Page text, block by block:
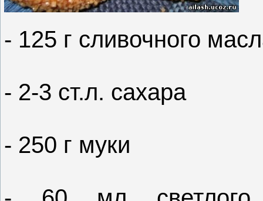
- 125 г сливочного
- 2-3 ст.л. сахара
- 250 г муки